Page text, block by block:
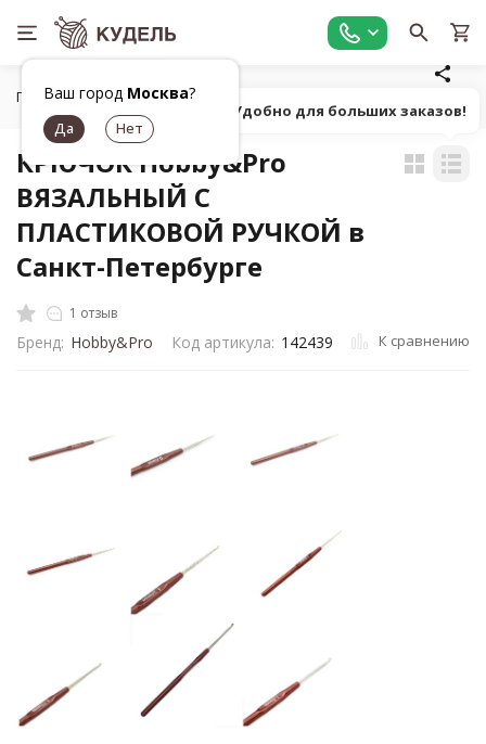
Ваш город Москва?
Главная Все для вязания
КРЮЧОК Hobby&Pro
ВЯЗАЛЬНЫЙ С
ПЛАСТИКОВОЙ РУЧКОЙ в
Санкт-Петербурге
1 отзыв
Бренд: Hobby&Pro Код артикула: 142439 К сравнению
Попробуй! Удобно для больших заказов!